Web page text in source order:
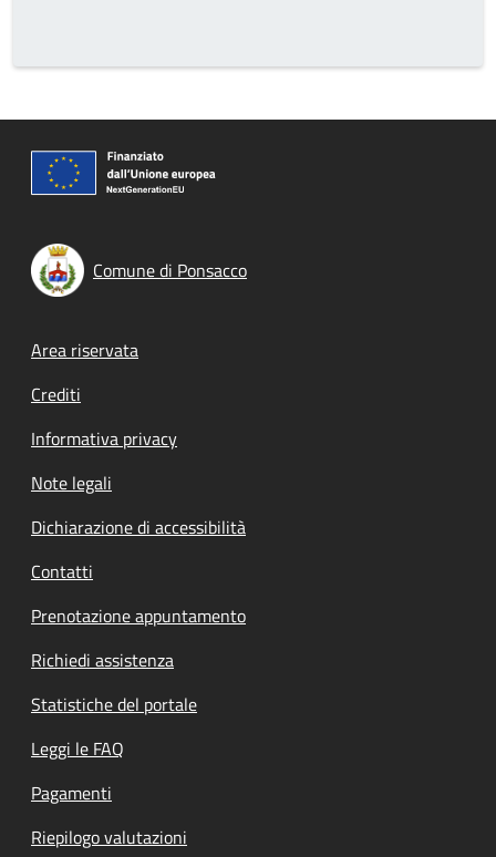
Comune di Ponsacco
Footer menu
Area riservata
Crediti
Informativa privacy
Note legali
Dichiarazione di accessibilità
Contatti
Prenotazione appuntamento
Richiedi assistenza
Statistiche del portale
Leggi le FAQ
Pagamenti
Riepilogo valutazioni